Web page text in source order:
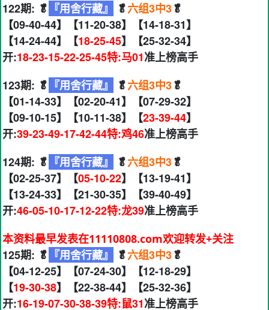
122期: 🥬 『用舍行藏』 🥬六组3中3🥬
【09-40-44】【11-20-38】【14-18-31】
【14-24-44】【18-25-45】【25-32-34】
开:18-23-15-22-25-45特:马01准上榜高手
123期: 🥬 『用舍行藏』 🥬六组3中3🥬
【01-14-33】【02-20-41】【07-29-32】
【09-10-15】【10-11-38】【23-39-44】
开:39-23-49-17-42-44特:鸡46准上榜高手
124期: 🥬 『用舍行藏』 🥬六组3中3🥬
【02-25-37】【05-10-22】【13-19-41】
【13-24-33】【21-30-35】【39-40-49】
开:46-05-10-17-12-22特:龙39准上榜高手
本资料最早发表在11110808.com欢迎转发+关注
125期: 🥬 『用舍行藏』 🥬六组3中3🥬
【04-12-25】【07-24-30】【12-18-29】
【19-30-38】【22-38-44】【25-32-36】
开:16-19-07-30-38-39特:鼠31准上榜高手